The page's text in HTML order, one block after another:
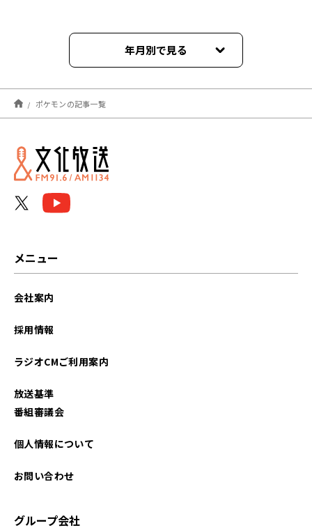
年月別で見る
2024年04月
2023年07月
2021年11月
ポケモンの記事一覧
メニュー
会社案内
採用情報
ラジオCMご利用案内
放送基準
番組審議会
個人情報について
お問い合わせ
グループ会社